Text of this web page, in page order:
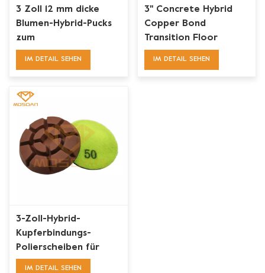
3 Zoll 12 mm dicke
Blumen-Hybrid-Pucks
zum
Übergangspolieren
IM DETAIL SEHEN
3'' Concrete Hybrid
Copper Bond
Transition Floor
Polishing Pads 8 Pies
IM DETAIL SEHEN
3-Zoll-Hybrid-
Kupferbindungs-
Polierscheiben für
Betonböden
IM DETAIL SEHEN